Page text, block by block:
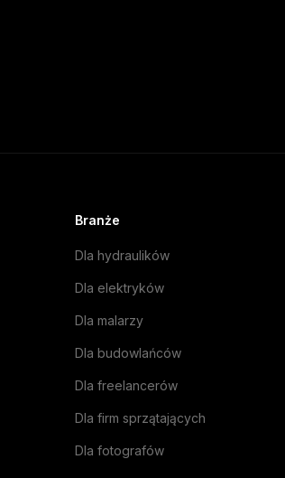
Branże
Dla hydraulików
Dla elektryków
Dla malarzy
Dla budowlańców
Dla freelancerów
Dla firm sprzątających
Dla fotografów